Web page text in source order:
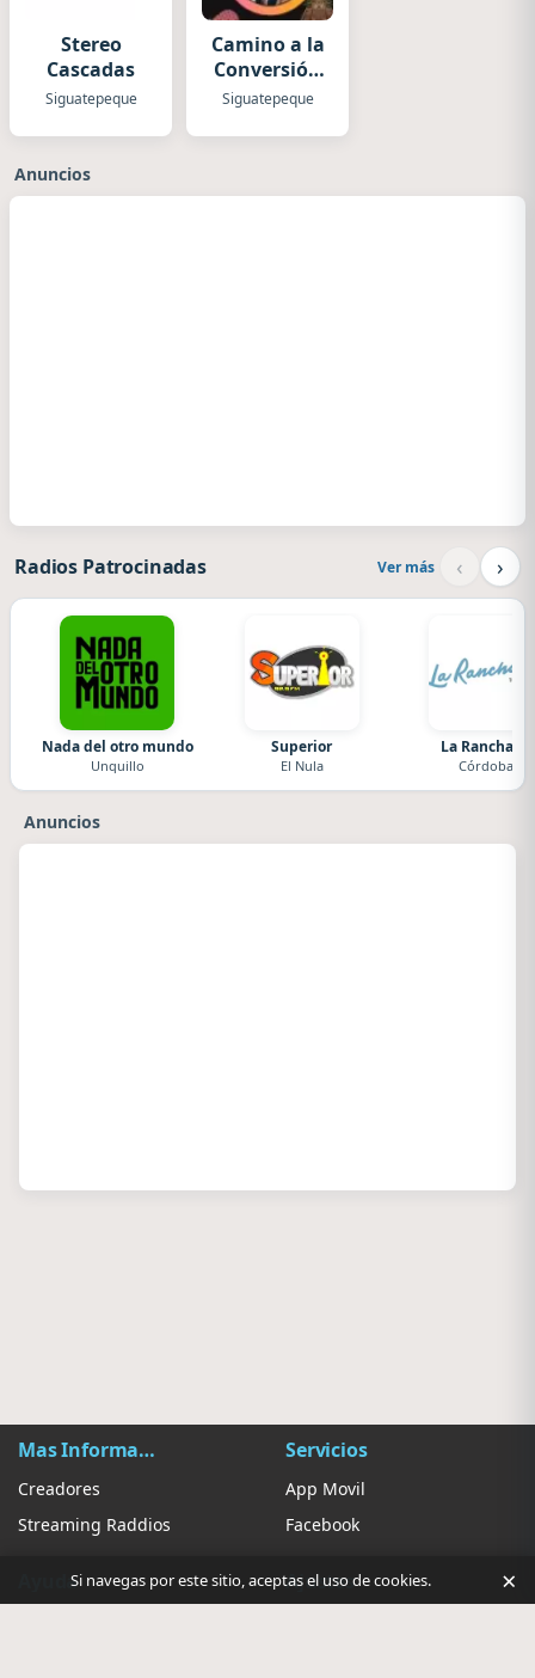
Stereo
Cascadas
Siguatepeque
Camino a la
Conversión
Radio
Siguatepeque
Anuncios
Radios Patrocinadas Ver más ‹ ›
Nada del otro mundo
Unquillo
Superior
El Nula
La Ranchada
Córdoba
Anuncios
Mas Información
Creadores
Streaming Raddios
Servicios
App Movil
Facebook
Ayuda Ajustes
Si navegas por este sitio, aceptas el uso de cookies. ×